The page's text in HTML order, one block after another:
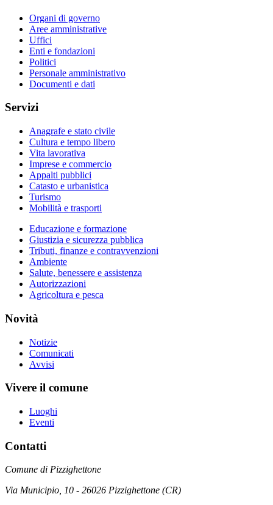
Organi di governo
Aree amministrative
Uffici
Enti e fondazioni
Politici
Personale amministrativo
Documenti e dati
Servizi
Anagrafe e stato civile
Cultura e tempo libero
Vita lavorativa
Imprese e commercio
Appalti pubblici
Catasto e urbanistica
Turismo
Mobilità e trasporti
Educazione e formazione
Giustizia e sicurezza pubblica
Tributi, finanze e contravvenzioni
Ambiente
Salute, benessere e assistenza
Autorizzazioni
Agricoltura e pesca
Novità
Notizie
Comunicati
Avvisi
Vivere il comune
Luoghi
Eventi
Contatti
Comune di Pizzighettone
Via Municipio, 10 - 26026 Pizzighettone (CR)